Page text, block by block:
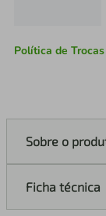
Política de
Sobre o
Ficha técnica